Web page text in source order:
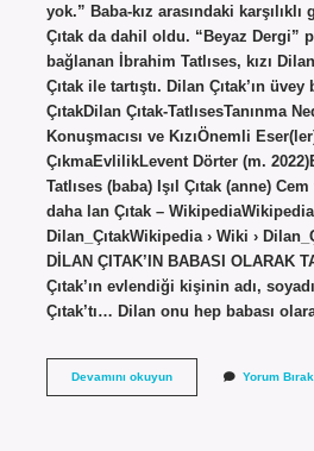
yok.” Baba-kız arasındaki karşılıklı
Çıtak da dahil oldu. “Beyaz Dergi”
bağlanan İbrahim Tatlıses, kızı Dilan
Çıtak ile tartıştı. Dilan Çıtak’ın
ÇıtakDilan Çıtak-TatlısesTanınma
Konuşmacısı ve KızıÖnemli
ÇıkmaEvlilikLevent Dörter (m.
Tatlıses (baba) Işıl Çıtak (anne)
daha lan Çıtak – WikipediaWikipedia
Dilan_ÇıtakWikipedia › Wiki ›
DİLAN ÇITAK’IN BABASI OLARAK
Çıtak’ın evlendiği kişinin adı,
Çıtak’tı… Dilan onu hep babası
Devamını okuyunCem
Yorum Bırak